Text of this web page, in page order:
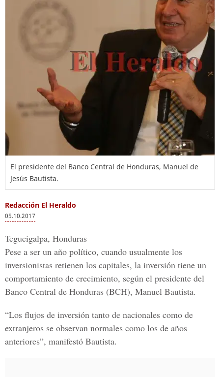
El presidente del Banco Central de Honduras, Manuel de
Jesús Bautista.
Redacción El Heraldo
05.10.2017
Tegucigalpa, Honduras
Pese a ser un año político, cuando usualmente los
inversionistas retienen los capitales, la inversión tiene un
comportamiento de crecimiento, según el presidente del
Banco Central de Honduras (BCH), Manuel Bautista.
“Los flujos de inversión tanto de nacionales como de
extranjeros se observan normales como los de años
anteriores”, manifestó Bautista.